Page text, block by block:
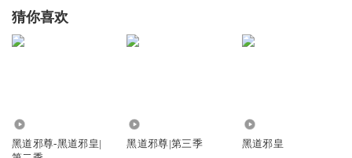
阳光_ji30
作者你写了俩个脑残女的是来恶心人的吗？好好的一本书就
被这俩个垃圾女的毁了。
啥逼意思，讲一半就没有了，靠
回复 2020-07-05
猜你喜欢
黑道邪尊-黑道邪皇|
黑道邪尊|第三季 黑道邪皇